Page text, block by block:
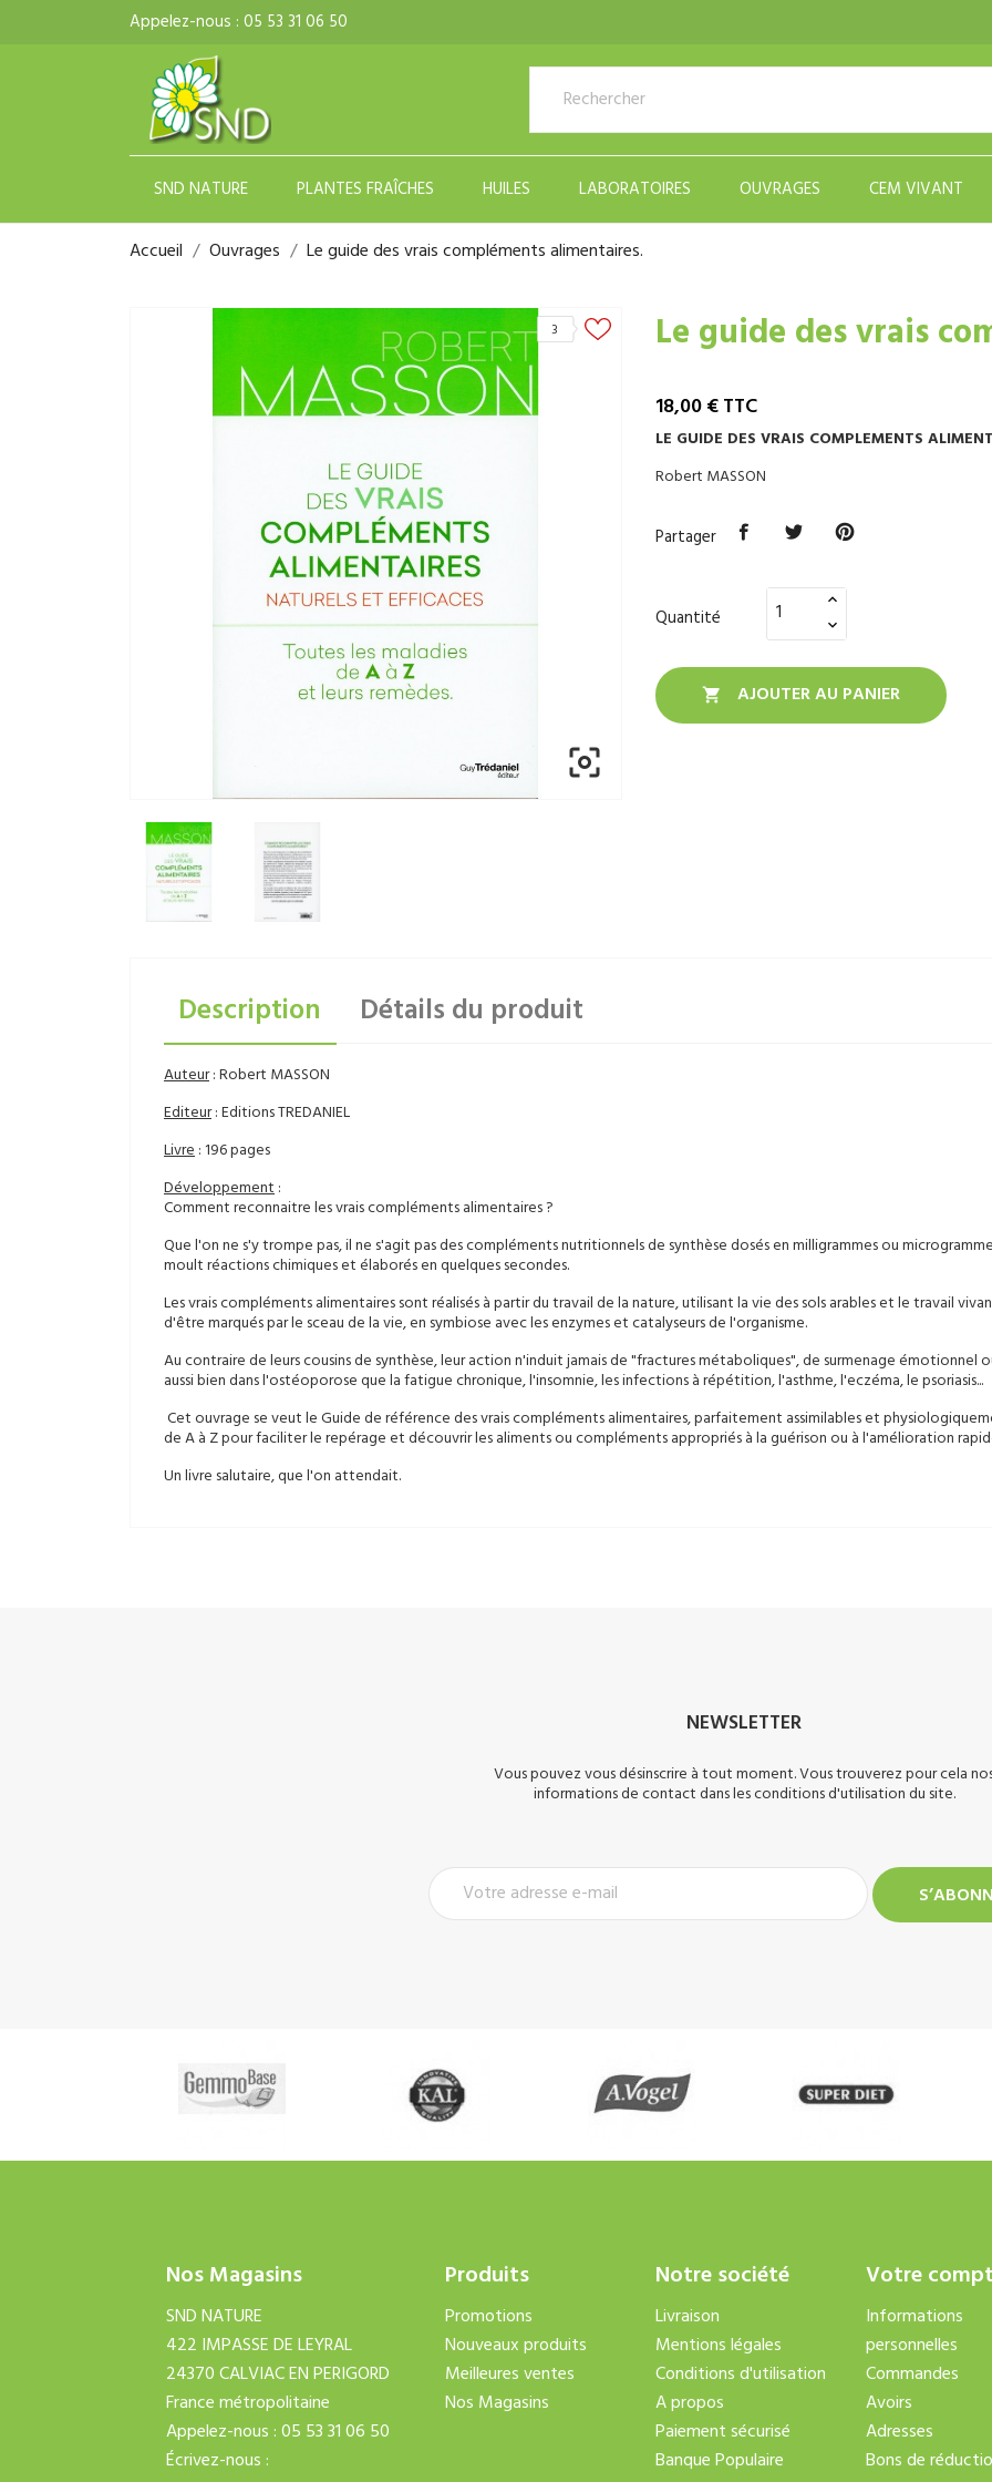
Appelez-nous : 05 53 31 06 50
SND NATURE PLANTES FRAÎCHES HUILES LABORATOIRES OUVRAGES CEM VIVANT
Accueil Ouvrages Le guide des vrais compléments alimentaires.

3 Le guide des vrais
18,00 €TTC
LE GUIDE DES VRAIS COMPLEMENTS
Robert MASSON
Partager
Quantité
 AJOUTER AU PANIER
Description Détails du produit
Auteur: Robert MASSON
Editeur: Editions TREDANIEL
Livre: 196 pages
Développement:
Comment reconnaitre les vrais compléments alimentaires ?
Que l'on ne s'y trompe pas, il ne s'agit pas des compléments nutritionnels de synthèse dosés en milligrammes ou
moult réactions chimiques et élaborés en quelques secondes.
Les vrais compléments alimentaires sont réalisés à partir du travail de la nature, utilisant la vie des sols arables et le travail
d'être marqués par le sceau de la vie, en symbiose avec les enzymes et catalyseurs de l'organisme.
Au contraire de leurs cousins de synthèse, leur action n'induit jamais de "fractures métaboliques", de surmenage
aussi bien dans l'ostéoporose que la fatigue chronique, l'insomnie, les infections à répétition, l'asthme, l'eczéma, le psoriasis...
Cet ouvrage se veut le Guide de référence des vrais compléments alimentaires, parfaitement assimilables et
de A à Z pour faciliter le repérage et découvrir les aliments ou compléments appropriés à la guérison ou à l'amélioration
Un livre salutaire, que l'on attendait.
NEWSLETTER
Vous pouvez vous désinscrire à tout moment. Vous trouverez pour cela
informations de contact dans les conditions d'utilisation du site.
Nos Magasins
SND NATURE
422 IMPASSE DE LEYRAL
24370 CALVIAC EN PERIGORD
France métropolitaine
Appelez-nous :05 53 31 06 50
Écrivez-nous :
Produits
Promotions
Nouveaux produits
Meilleures ventes
Nos Magasins
Notre société
Livraison
Mentions légales
Conditions d'utilisation
A propos
Paiement sécurisé
Banque Populaire
Votre
Informations
personnelles
Commandes
Avoirs
Adresses
Bons de